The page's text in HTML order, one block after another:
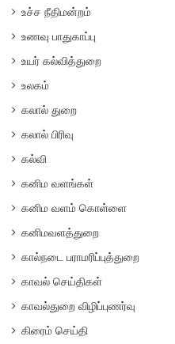
உச்ச நீதிமன்றம்
உணவு பாதுகாப்பு
உயர் கல்வித்துறை
உலகம்
கலால் துறை
கலால் பிரிவு
கல்வி
கனிம வளங்கள்
கனிம வளம் கொள்ளை
கனிமவளத்துறை
கால்நடை பராமரிப்புத்துறை
காவல் செய்திகள்
காவல்துறை விழிப்புணர்வு
கிரைம் செய்தி